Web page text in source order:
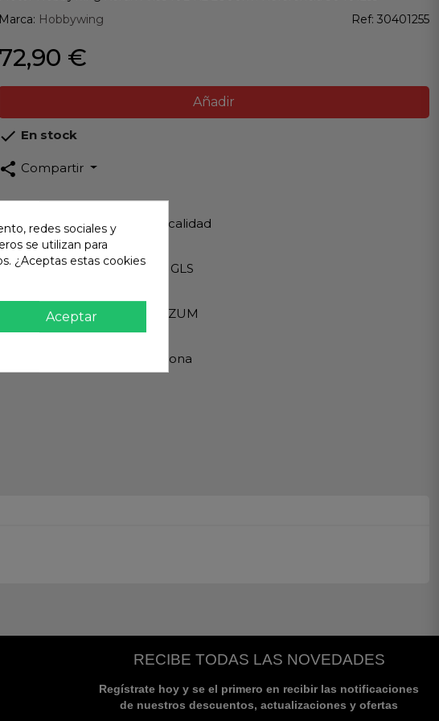
Marca: Hobbywing Ref: 30401255
72,90 €
Añadir
 En stock
share Compartir
Productos de Máxima calidad
Envío Rápido
Envios Internacionales GLS
Pago Seguro
TARJETA - PAYPAL - BIZUM
Te atendemos en persona
RECIBE TODAS LAS NOVEDADES
Regístrate hoy y se el primero en recibir las notificaciones
de nuestros descuentos, actualizaciones y ofertas
redes sociales y
se utilizan para
¿Aceptas estas cookies
Aceptar